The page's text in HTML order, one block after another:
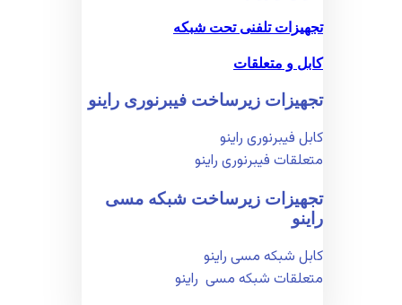
تجهیزات تلفنی تحت شبکه
کابل و متعلقات
تجهیزات زیر‌ساخت فیبر‌نوری راینو
کابل فیبر‌نوری راینو
متعلقات فیبر‌نوری راینو
تجهیزات زیر‌ساخت شبکه مسی
راینو
کابل شبکه مسی راینو
متعلقات شبکه مسی راینو